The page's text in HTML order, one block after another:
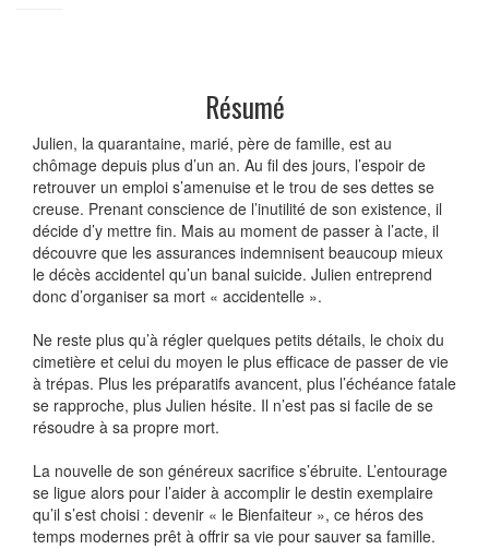
Résumé
Julien, la quarantaine, marié, père de famille, est au
chômage depuis plus d’un an. Au fil des jours, l’espoir de
retrouver un emploi s’amenuise et le trou de ses dettes se
creuse. Prenant conscience de l’inutilité de son existence, il
décide d’y mettre fin. Mais au moment de passer à l’acte, il
découvre que les assurances indemnisent beaucoup mieux
le décès accidentel qu’un banal suicide. Julien entreprend
donc d’organiser sa mort « accidentelle ».
Ne reste plus qu’à régler quelques petits détails, le choix du
cimetière et celui du moyen le plus efficace de passer de vie
à trépas. Plus les préparatifs avancent, plus l’échéance fatale
se rapproche, plus Julien hésite. Il n’est pas si facile de se
résoudre à sa propre mort.
La nouvelle de son généreux sacrifice s’ébruite. L’entourage
se ligue alors pour l’aider à accomplir le destin exemplaire
qu’il s’est choisi : devenir « le Bienfaiteur », ce héros des
temps modernes prêt à offrir sa vie pour sauver sa famille.